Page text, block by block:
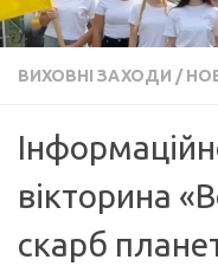
ВИХОВНІ ЗАХОДИ /
вікторина
скарб